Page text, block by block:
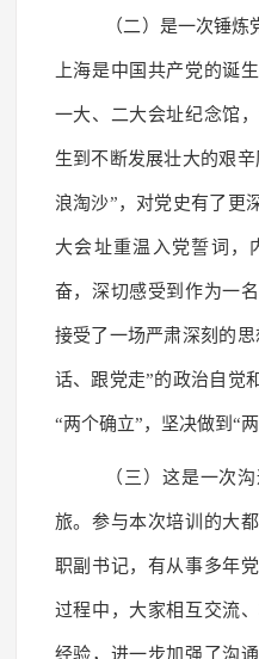
（二）是一次锤炼
上海是中国共产党的诞
一大、二大会址纪念馆
生到不断发展壮大的艰
浪淘沙”，对党史有了更
大会址重温入党誓词，
奋，深切感受到作为一
接受了一场严肃深刻的
话、跟党走”的政治自觉
“两个确立”，坚决做到“
（三）这是一次
旅。参与本次培训的大
职副书记，有从事多年
过程中，大家相互交流
经验，进一步加强了沟